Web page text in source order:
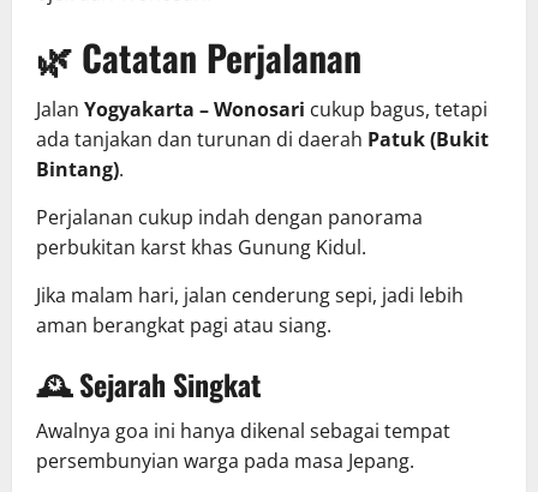
🌿 Catatan Perjalanan
Jalan Yogyakarta – Wonosari cukup bagus, tetapi
ada tanjakan dan turunan di daerah Patuk (Bukit
Bintang).
Perjalanan cukup indah dengan panorama
perbukitan karst khas Gunung Kidul.
Jika malam hari, jalan cenderung sepi, jadi lebih
aman berangkat pagi atau siang.
🕰️ Sejarah Singkat
Awalnya goa ini hanya dikenal sebagai tempat
persembunyian warga pada masa Jepang.